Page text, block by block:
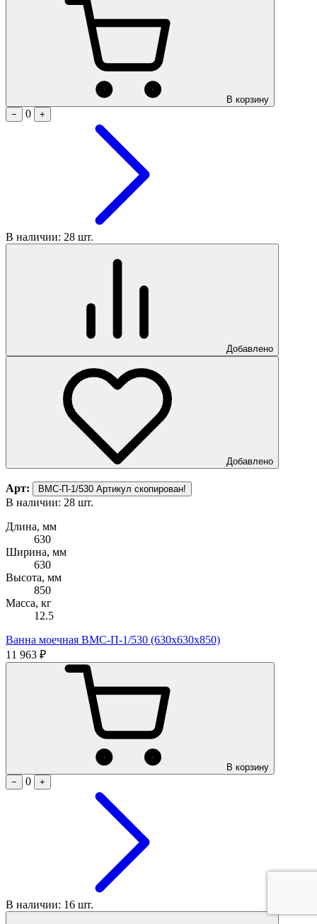
В корзину
−
0 +
В наличии: 28 шт.
Добавлено
Добавлено
Арт: ВМС-П-1/530 Артикул скопирован!
В наличии: 28 шт.
Длина, мм
630
Ширина, мм
630
Высота, мм
850
Масса, кг
12.5
Ванна моечная ВМС-П-1/530 (630х630х850)
11 963 ₽
В корзину
−
0 +
В наличии: 16 шт.